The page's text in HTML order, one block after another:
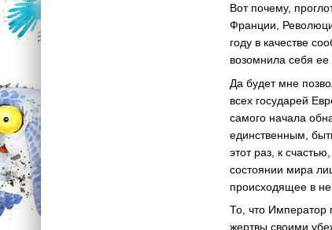
Вот почему,
Франции,
году в качестве
возомнила себя ее
Да будет мне
всех государей
самого начала
единственным,
этот раз, к
состоянии мира
происходящее в
То, что Император
жертвы своими